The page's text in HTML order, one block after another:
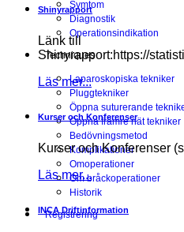
Symtom
Diagnostik
Operationsindikation
Techniques
Laparoskopiska tekniker
Pluggtekniker
Öppna suturerande
Öppna främre nät tekniker
Bedövningsmetod
Komplikationer
Omoperationer
Om bråckoperationer
Historik
Registrering
Shinyrapport
Länk till
Shinyrapport:https://
Läs mer...
Kurser och Konferenser
Kurser och Konferenser
Läs mer...
INCA Driftinformation